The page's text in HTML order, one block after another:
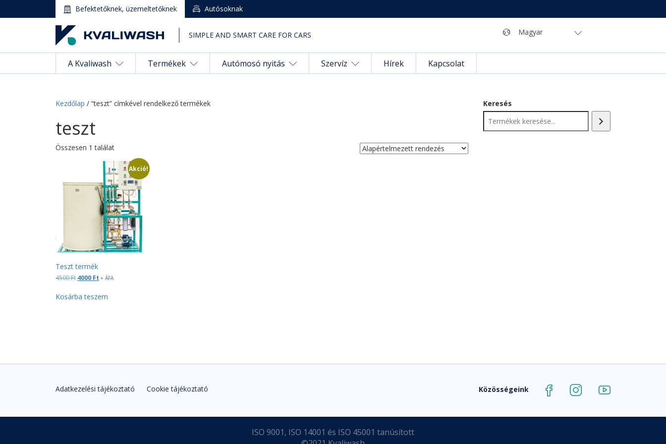
Navigáció
Nyelv
Befektetőknek, üzemeltetőknek Autósoknak
SIMPLE AND SMART CARE FOR CARS Magyar
A Kvaliwash Termékek Autómosó nyitás Szervíz Hírek Kapcsolat
Kezdőlap / “teszt” címkével rendelkező termékek
teszt
Összesen 1 találat
Akció!
Teszt termék
4500Ft Original
was:
4000 Ft Current
is:
+ ÁFA
Kosárba teszem
Keresés
Adatkezelési tájékoztató Cookie tájékoztató Közösségeink
ISO 9001, ISO 14001 és ISO 45001 tanúsított